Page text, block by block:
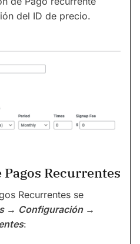
del ID de precio.
Recurrentes
Recurrentes se
→ Configuración →
: